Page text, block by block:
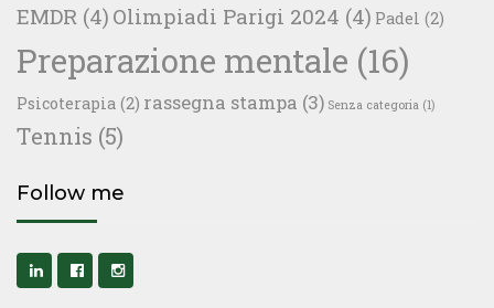
EMDR (4) Olimpiadi Parigi 2024 (4) Padel (2)
Preparazione mentale (16)
Psicoterapia (2) rassegna stampa (3) Senza categoria (1)
Tennis (5)
Follow me